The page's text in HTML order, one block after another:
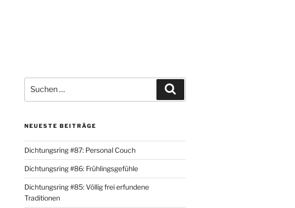
nach:
NEUESTE BEITRÄGE
Dichtungsring #87: Personal Couch
Dichtungsring #86: Frühlingsgefühle
Dichtungsring #85: Völlig frei erfundene
Traditionen